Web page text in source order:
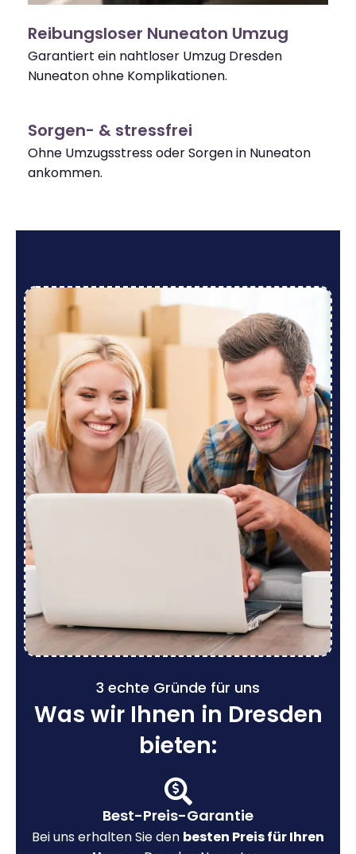
Reibungsloser Nuneaton Umzug
Garantiert ein nahtloser Umzug Dresden
Nuneaton ohne Komplikationen.
Sorgen- & stressfrei
Ohne Umzugsstress oder Sorgen in Nuneaton
ankommen.
3 echte Gründe für uns
Was wir Ihnen in Dresden
bieten:
Best-Preis-Garantie
Bei uns erhalten Sie den besten Preis für Ihren